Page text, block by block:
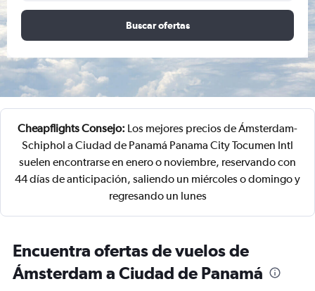
Buscar ofertas
Cheapflights Consejo: Los mejores precios de Ámsterdam-
Schiphol a Ciudad de Panamá Panama City Tocumen Intl
suelen encontrarse en enero o noviembre, reservando con
44 días de anticipación, saliendo un miércoles o domingo y
regresando un lunes
Encuentra ofertas de vuelos de
Ámsterdam a Ciudad de Panamá